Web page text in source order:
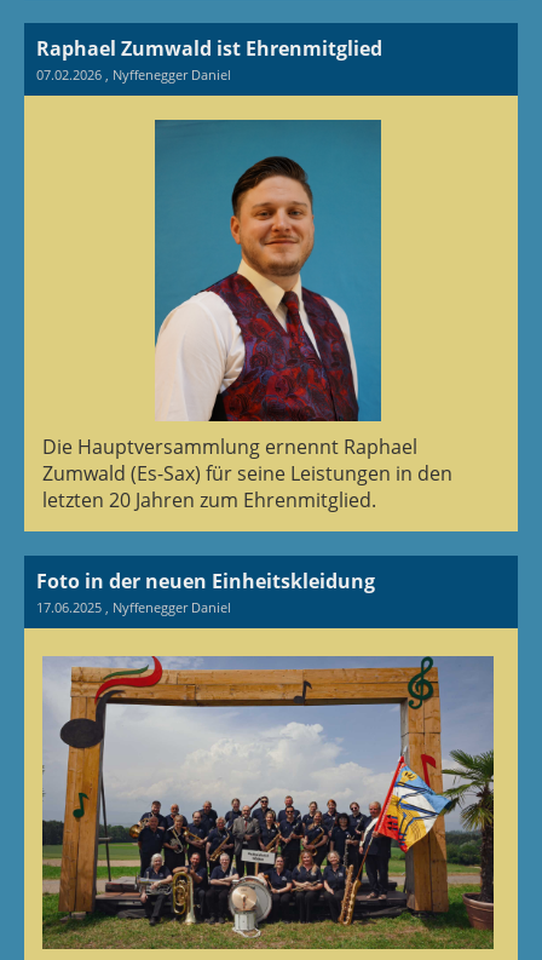
Raphael Zumwald ist Ehrenmitglied
07.02.2026 , Nyffenegger Daniel
Die Hauptversammlung ernennt Raphael
Zumwald (Es-Sax) für seine Leistungen in den
letzten 20 Jahren zum Ehrenmitglied.
Foto in der neuen Einheitskleidung
17.06.2025 , Nyffenegger Daniel